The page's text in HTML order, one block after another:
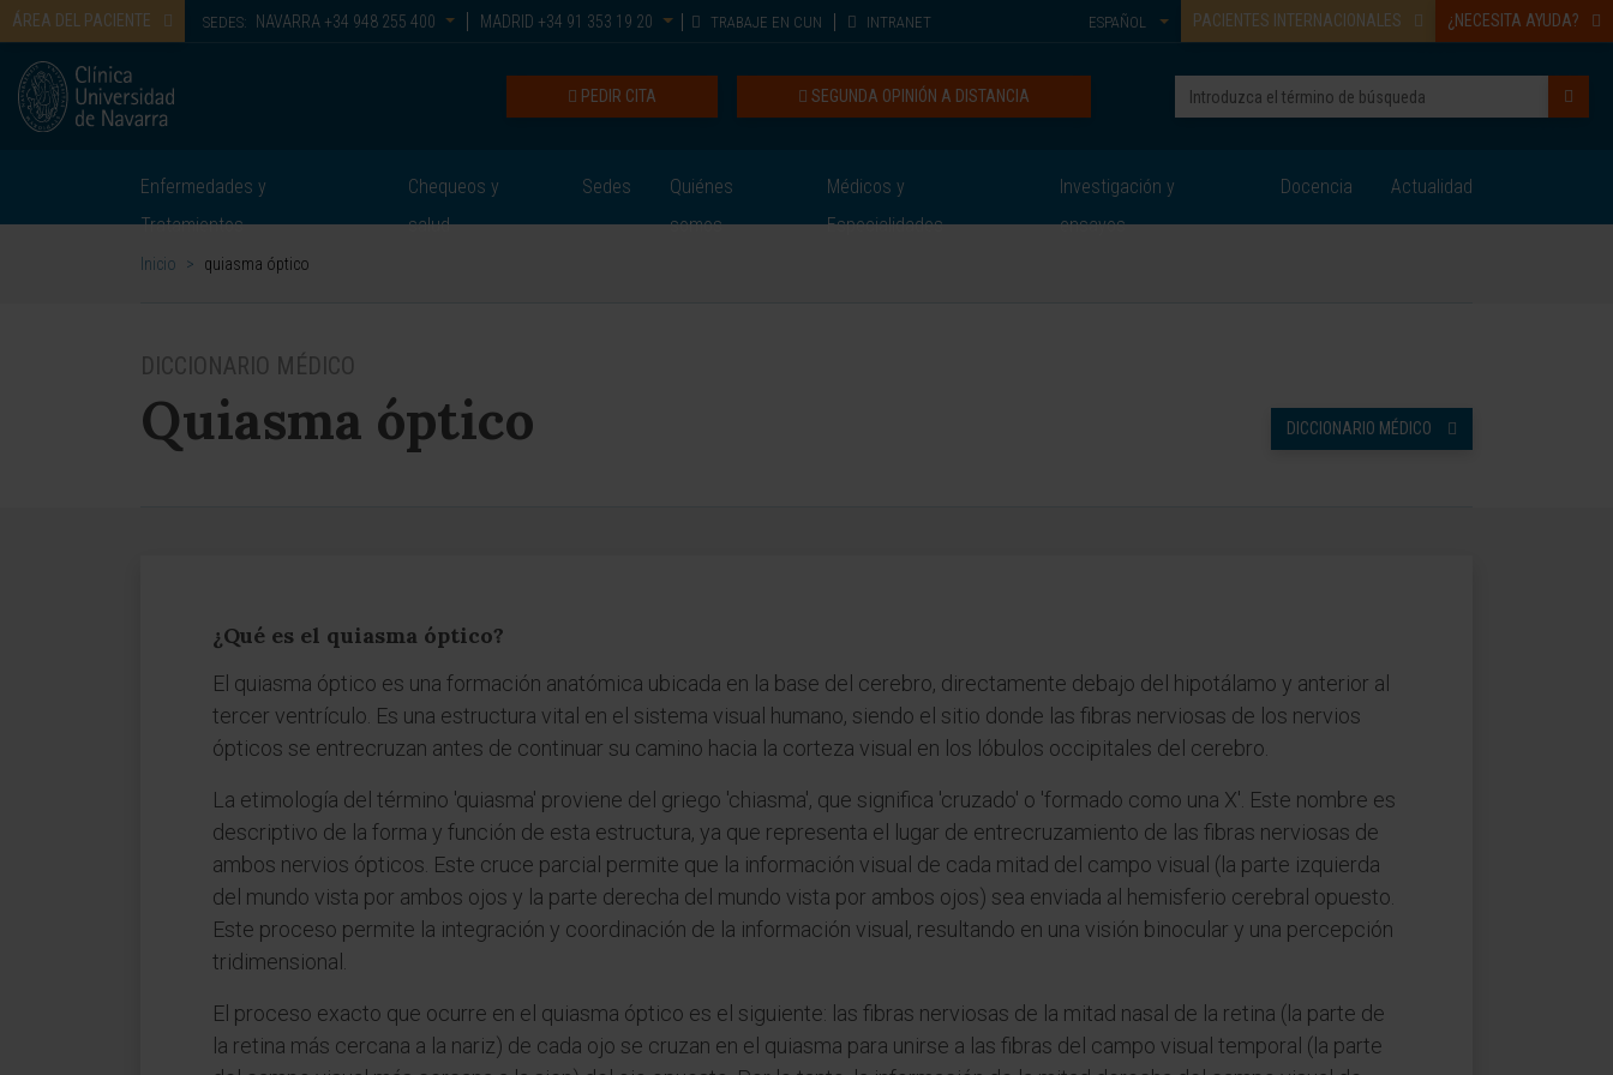
ÁREA DEL PACIENTE SEDES: NAVARRA +34 948 255 400 MADRID +34 91 353 19 20 TRABAJE EN CUN INTRANET PACIENTES INTERNACIONALES ¿NECESITA AYUDA?
ESPAÑOL
SEGUNDA OPINIÓN A DISTANCIA
PEDIR CITA
Enfermedades y
Tratamientos
Chequeos y
salud
Sedes
Quiénes
somos
Médicos y
Especialidades
Investigación y
ensayos
Docencia Actualidad
Inicio > quiasma óptico
DICCIONARIO MÉDICO
Quiasma óptico DICCIONARIO MÉDICO
¿Qué es el quiasma óptico?
El quiasma óptico es una formación anatómica ubicada en la base del cerebro, directamente debajo del hipotálamo y anterior al
tercer ventrículo. Es una estructura vital en el sistema visual humano, siendo el sitio donde las fibras nerviosas de los nervios
ópticos se entrecruzan antes de continuar su camino hacia la corteza visual en los lóbulos occipitales del cerebro.
La etimología del término 'quiasma' proviene del griego 'chiasma', que significa 'cruzado' o 'formado como una X'. Este nombre es
descriptivo de la forma y función de esta estructura, ya que representa el lugar de entrecruzamiento de las fibras nerviosas de
ambos nervios ópticos. Este cruce parcial permite que la información visual de cada mitad del campo visual (la parte izquierda
del mundo vista por ambos ojos y la parte derecha del mundo vista por ambos ojos) sea enviada al hemisferio cerebral opuesto.
Este proceso permite la integración y coordinación de la información visual, resultando en una visión binocular y una percepción
tridimensional.
El proceso exacto que ocurre en el quiasma óptico es el siguiente: las fibras nerviosas de la mitad nasal de la retina (la parte de
la retina más cercana a la nariz) de cada ojo se cruzan en el quiasma para unirse a las fibras del campo visual temporal (la parte